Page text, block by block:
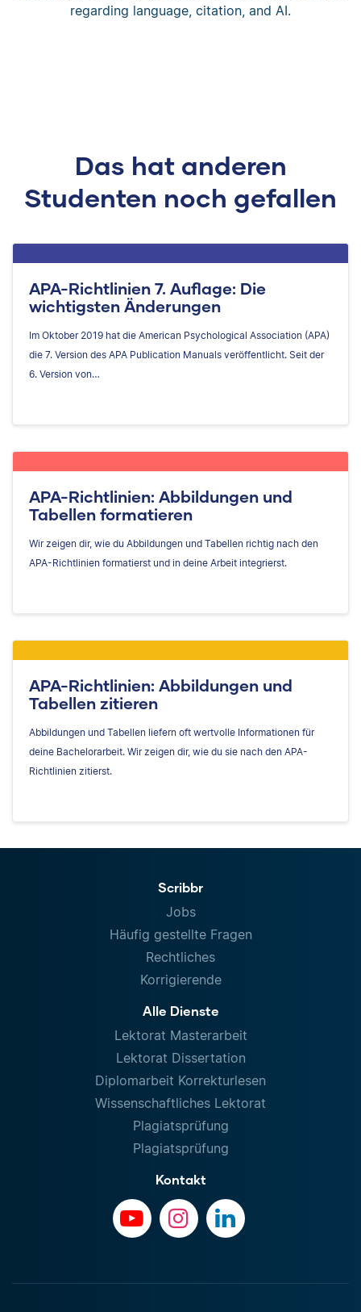
regarding language, citation, and AI.
Das hat anderen
Studenten noch gefallen
APA-Richtlinien 7. Auflage: Die
wichtigsten Änderungen
Im Oktober 2019 hat die American Psychological Association (APA)
die 7. Version des APA Publication Manuals veröffentlicht. Seit der
6. Version von…
APA-Richtlinien: Abbildungen und
Tabellen formatieren
Wir zeigen dir, wie du Abbildungen und Tabellen richtig nach den
APA-Richtlinien formatierst und in deine Arbeit integrierst.
APA-Richtlinien: Abbildungen und
Tabellen zitieren
Abbildungen und Tabellen liefern oft wertvolle Informationen für
deine Bachelorarbeit. Wir zeigen dir, wie du sie nach den APA-
Richtlinien zitierst.
Scribbr
Jobs
Häufig gestellte Fragen
Rechtliches
Korrigierende
Alle Dienste
Lektorat Masterarbeit
Lektorat Dissertation
Diplomarbeit Korrekturlesen
Wissenschaftliches Lektorat
Plagiatsprüfung
Plagiatsprüfung
Kontakt